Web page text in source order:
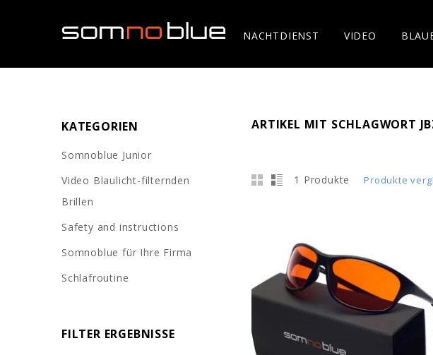
NACHTDIENST VIDEO
ARTIKEL MIT SCHLAGWORT
1 Produkte Produkte
KATEGORIEN
Somnoblue Junior
Video Blaulicht-filternden
Brillen
Safety and instructions
Somnoblue für Ihre Firma
Schlafroutine
FILTER ERGEBNISSE